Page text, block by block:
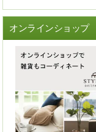
オンラインショップ